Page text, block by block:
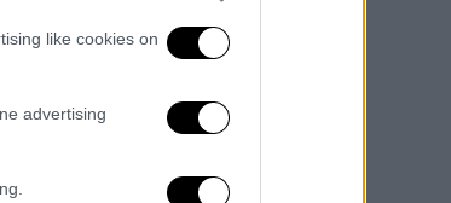
like cookies on
advertising
δεν
χρόνο